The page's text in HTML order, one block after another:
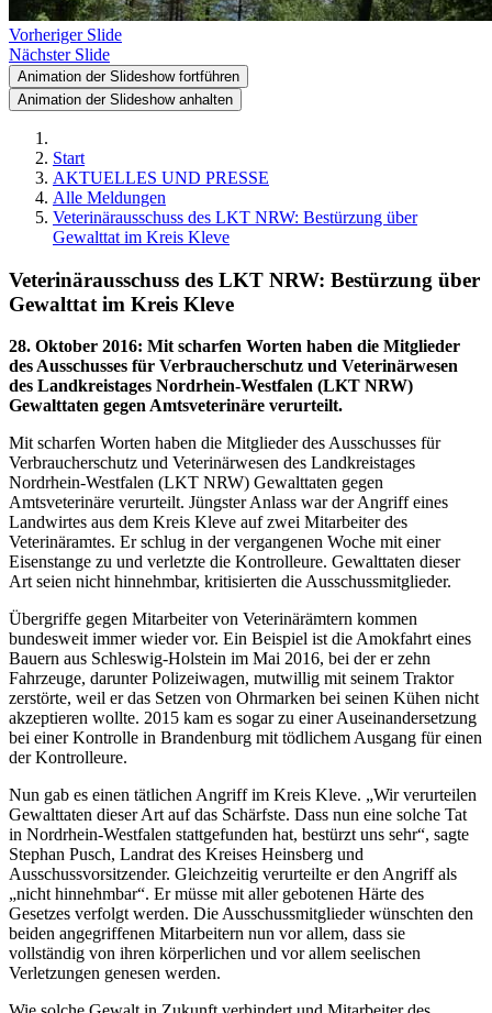
Vorheriger Slide
Nächster Slide
Animation der Slideshow fortführen
Animation der Slideshow anhalten
Start
AKTUELLES UND PRESSE
Alle Meldungen
Veterinärausschuss des LKT NRW: Bestürzung über
Gewalttat im Kreis Kleve
Veterinärausschuss des LKT NRW: Bestürzung über
Gewalttat im Kreis Kleve
28. Oktober 2016: Mit scharfen Worten haben die Mitglieder
des Ausschusses für Verbraucherschutz und Veterinärwesen
des Landkreistages Nordrhein-Westfalen (LKT NRW)
Gewalttaten gegen Amtsveterinäre verurteilt.
Mit scharfen Worten haben die Mitglieder des Ausschusses für
Verbraucherschutz und Veterinärwesen des Landkreistages
Nordrhein-Westfalen (LKT NRW) Gewalttaten gegen
Amtsveterinäre verurteilt. Jüngster Anlass war der Angriff eines
Landwirtes aus dem Kreis Kleve auf zwei Mitarbeiter des
Veterinäramtes. Er schlug in der vergangenen Woche mit einer
Eisenstange zu und verletzte die Kontrolleure. Gewalttaten dieser
Art seien nicht hinnehmbar, kritisierten die Ausschussmitglieder.
Übergriffe gegen Mitarbeiter von Veterinärämtern kommen
bundesweit immer wieder vor. Ein Beispiel ist die Amokfahrt eines
Bauern aus Schleswig-Holstein im Mai 2016, bei der er zehn
Fahrzeuge, darunter Polizeiwagen, mutwillig mit seinem Traktor
zerstörte, weil er das Setzen von Ohrmarken bei seinen Kühen nicht
akzeptieren wollte. 2015 kam es sogar zu einer Auseinandersetzung
bei einer Kontrolle in Brandenburg mit tödlichem Ausgang für einen
der Kontrolleure.
Nun gab es einen tätlichen Angriff im Kreis Kleve. „Wir verurteilen
Gewalttaten dieser Art auf das Schärfste. Dass nun eine solche Tat
in Nordrhein-Westfalen stattgefunden hat, bestürzt uns sehr“, sagte
Stephan Pusch, Landrat des Kreises Heinsberg und
Ausschussvorsitzender. Gleichzeitig verurteilte er den Angriff als
„nicht hinnehmbar“. Er müsse mit aller gebotenen Härte des
Gesetzes verfolgt werden. Die Ausschussmitglieder wünschten den
beiden angegriffenen Mitarbeitern nun vor allem, dass sie
vollständig von ihren körperlichen und vor allem seelischen
Verletzungen genesen werden.